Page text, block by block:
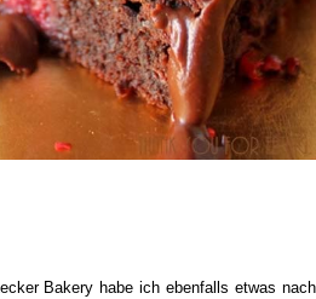
Bakery habe ich ebenfalls etwas nach